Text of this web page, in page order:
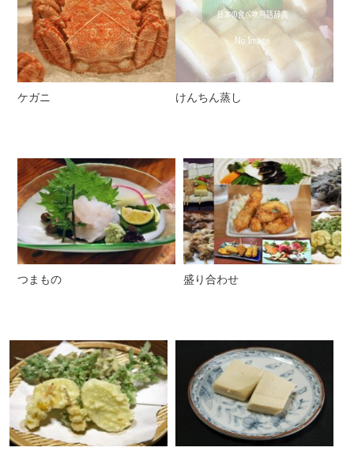
ケガニ けんちん蒸し
つまもの 盛り合わせ